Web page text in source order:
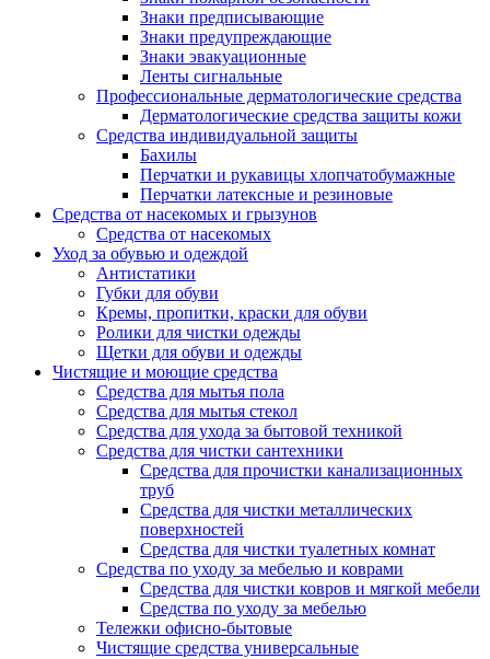
Знаки предписывающие
Знаки предупреждающие
Знаки эвакуационные
Ленты сигнальные
Профессиональные дерматологические средства
Дерматологические средства защиты кожи
Средства индивидуальной защиты
Бахилы
Перчатки и рукавицы хлопчатобумажные
Перчатки латексные и резиновые
Средства от насекомых и грызунов
Средства от насекомых
Уход за обувью и одеждой
Антистатики
Губки для обуви
Кремы, пропитки, краски для обуви
Ролики для чистки одежды
Щетки для обуви и одежды
Чистящие и моющие средства
Средства для мытья пола
Средства для мытья стекол
Средства для ухода за бытовой техникой
Средства для чистки сантехники
Средства для прочистки канализационных
труб
Средства для чистки металлических
поверхностей
Средства для чистки туалетных комнат
Средства по уходу за мебелью и коврами
Средства для чистки ковров и мягкой мебели
Средства по уходу за мебелью
Тележки офисно-бытовые
Чистящие средства универсальные